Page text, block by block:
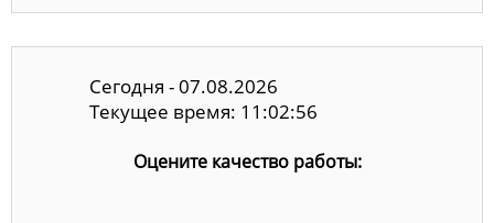
Сегодня - 07.08.2026
Текущее время: 11:02:57
Оцените качество работы: